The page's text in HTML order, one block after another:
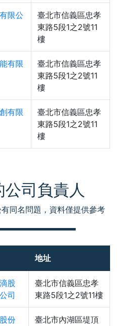
限公
臺北市信義區忠孝
東路5段1之2號11
樓
有限
臺北市信義區忠孝
東路5段1之2號11
樓
有限
臺北市信義區忠孝
東路5段1之2號11
樓
司負責人
同名問題，資料僅提供參考
地址
股
司
臺北市信義區忠孝
東路5段1之2號11樓
份
臺北市內湖區堤頂